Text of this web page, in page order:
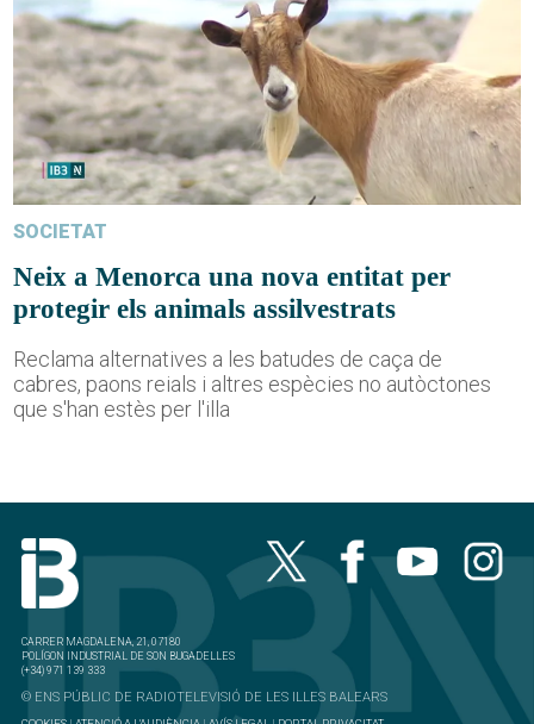
SOCIETAT
Neix a Menorca una nova entitat per
protegir els animals assilvestrats
Reclama alternatives a les batudes de caça de
cabres, paons reials i altres espècies no autòctones
que s'han estès per l'illa
CARRER MAGDALENA, 21, 07180
POLÍGON INDUSTRIAL DE SON BUGADELLES
(+34) 971 139 333
© ENS PÚBLIC DE RADIOTELEVISIÓ DE LES ILLES BALEARS